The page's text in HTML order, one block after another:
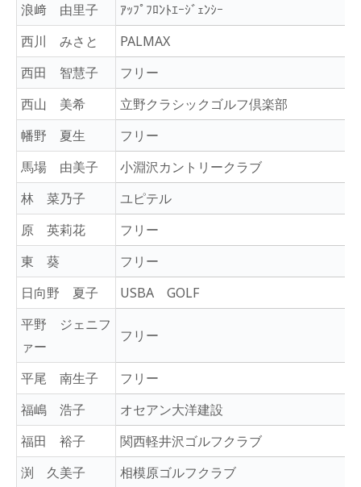
浪﨑 由里子
ｱｯﾌﾟﾌﾛﾝﾄｴｰｼﾞｪﾝｼｰ
西川 みさと
PALMAX
西田 智慧子
フリー
西山 美希
立野クラシックゴルフ倶楽部
幡野 夏生
フリー
馬場 由美子
小淵沢カントリークラブ
林 菜乃子
ユピテル
原 英莉花
フリー
東 葵
フリー
日向野 夏子
USBA GOLF
平野 ジェニフ
ァー
フリー
平尾 南生子
フリー
福嶋 浩子
オセアン大洋建設
福田 裕子
関西軽井沢ゴルフクラブ
渕 久美子
相模原ゴルフクラブ